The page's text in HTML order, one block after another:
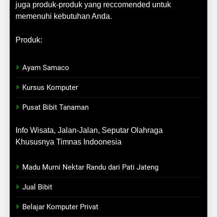
juga produk-produk yang reccomended untuk
memenuhi kebutuhan Anda.
Produk:
Ayam Samaco
Kursus Komputer
Pusat Bibit Tanaman
Info Wisata, Jalan-Jalan, Seputar Olahraga
Khususnya Timnas Indoonesia
Madu Murni Nektar Randu dari Pati Jateng
Jual Bibit
Belajar Komputer Privat